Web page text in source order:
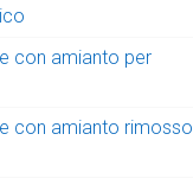
con amianto per
con amianto rimosso